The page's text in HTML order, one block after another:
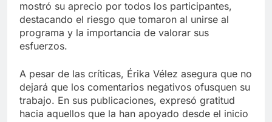
mostró su aprecio por todos los participantes,
destacando el riesgo que tomaron al unirse al
programa y la importancia de valorar sus
esfuerzos.
A pesar de las críticas, Érika Vélez asegura que no
dejará que los comentarios negativos ofusquen su
trabajo. En sus publicaciones, expresó gratitud
hacia aquellos que la han apoyado desde el inicio